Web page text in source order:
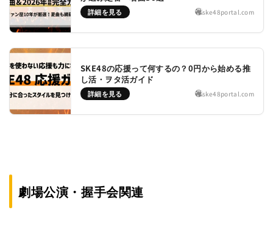
詳細を見る ske48portal.com
SKE48の応援って何するの？0円から始める推
し活・ヲタ活ガイド
詳細を見る ske48portal.com
劇場公演・握手会関連